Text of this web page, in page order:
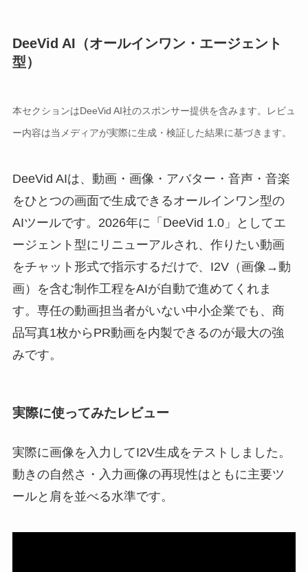
DeeVid AI（オールインワン・エージェント
型）
本セクションはDeeVid AI社のスポンサー提供を含みます。レビュ
ー内容は当メディアが実際に生成・検証した結果に基づきます。
DeeVid AIは、動画・画像・アバター・音声・音楽
をひとつの画面で生成できるオールインワン型の
AIツールです。2026年に「DeeVid 1.0」としてエ
ージェント型にリニューアルされ、作りたい動画
をチャット形式で指示するだけで、I2V（画像→動
画）を含む制作工程をAIが自動で進めてくれま
す。専任の動画担当者がいない中小企業でも、商
品写真1枚からPR動画を内製できるのが最大の強
みです。
実際に使ってみたレビュー
実際に画像を入力してI2V生成をテストしました。
動きの自然さ・入力画像の再現性はともに主要ツ
ールと肩を並べる水準です。